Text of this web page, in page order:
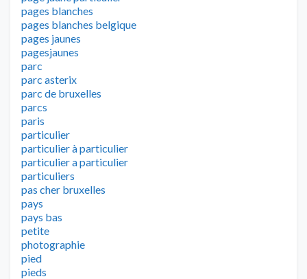
pages blanches
pages blanches belgique
pages jaunes
pagesjaunes
parc
parc asterix
parc de bruxelles
parcs
paris
particulier
particulier à particulier
particulier a particulier
particuliers
pas cher bruxelles
pays
pays bas
petite
photographie
pied
pieds